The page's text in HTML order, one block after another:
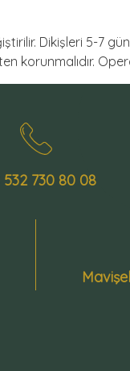
Dikişleri 5-7
532 730 80 08